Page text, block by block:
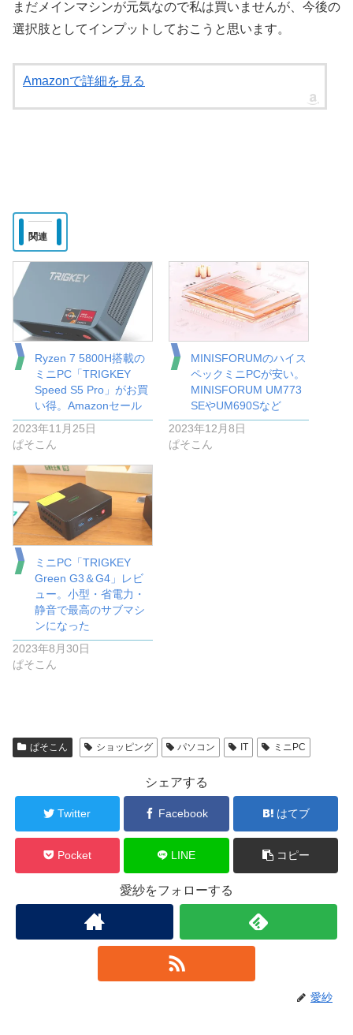
まだメインマシンが元気なので私は買いませんが、今後の
選択肢としてインプットしておこうと思います。
Amazonで詳細を見る
関連
Ryzen 7 5800H搭載の
ミニPC「TRIGKEY
Speed S5 Pro」がお買
い得。Amazonセール
2023年11月25日
ぱそこん
MINISFORUMのハイス
ペックミニPCが安い。
MINISFORUM UM773
SEやUM690Sなど
2023年12月8日
ぱそこん
ミニPC「TRIGKEY
Green G3＆G4」レビ
ュー。小型・省電力・
静音で最高のサブマシ
ンになった
2023年8月30日
ぱそこん
ぱそこん ショッピング パソコン IT ミニPC
シェアする
Twitter Facebook はてブ
Pocket LINE コピー
愛紗をフォローする
愛紗